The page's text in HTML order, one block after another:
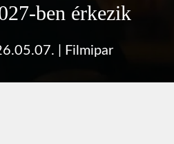
ben érkezik
Filmipar